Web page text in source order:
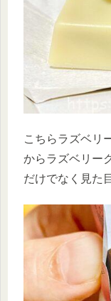
こちらラズベリ
からラズベリー
だけでなく見た